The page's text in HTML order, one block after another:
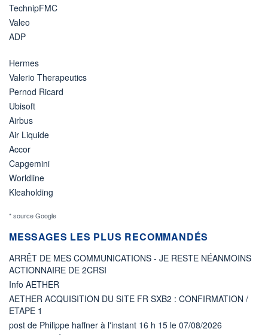
TechnipFMC
Valeo
ADP
Hermes
Valerio Therapeutics
Pernod Ricard
Ubisoft
Airbus
Air Liquide
Accor
Capgemini
Worldline
Kleaholding
* source Google
MESSAGES LES PLUS RECOMMANDÉS
ARRÊT DE MES COMMUNICATIONS - JE RESTE NÉANMOINS
ACTIONNAIRE DE 2CRSI
Info AETHER
AETHER ACQUISITION DU SITE FR SXB2 : CONFIRMATION /
ETAPE 1
post de Philippe haffner à l'instant 16 h 15 le 07/08/2026